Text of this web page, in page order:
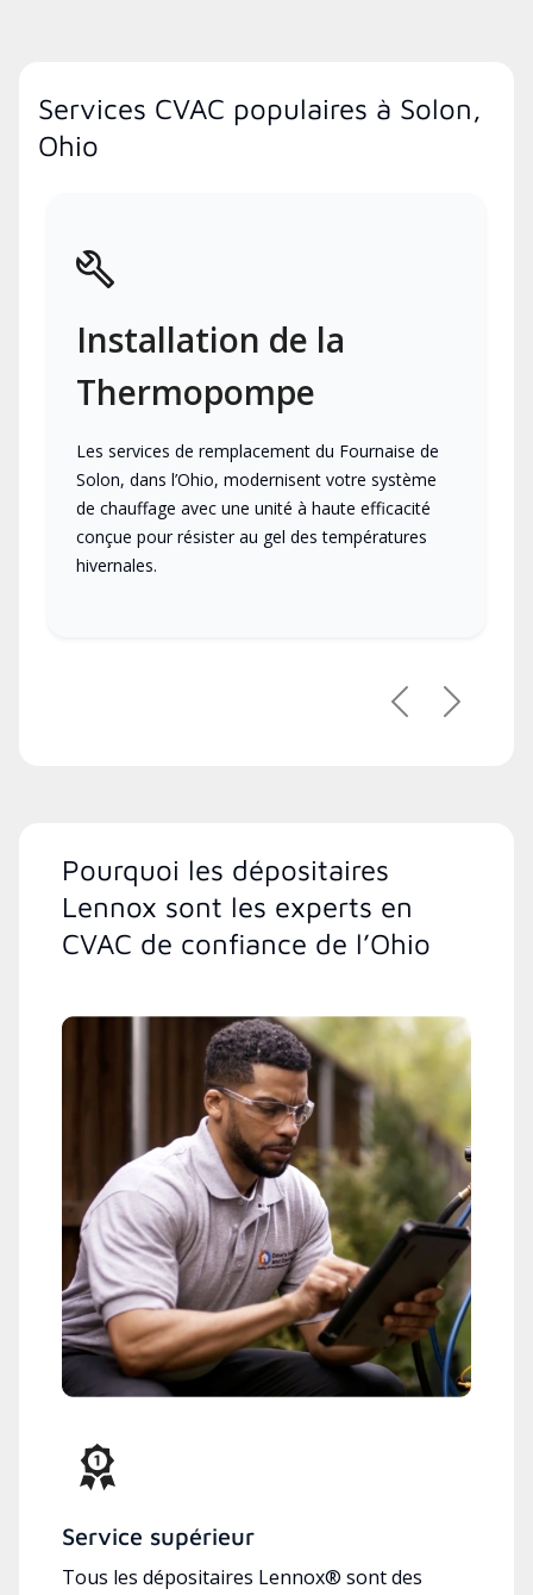
Services CVAC populaires à Solon,
Ohio
Installation de la
Thermopompe
Les services de remplacement du Fournaise de
Solon, dans l’Ohio, modernisent votre système
de chauffage avec une unité à haute efficacité
conçue pour résister au gel des températures
hivernales.
PrécédentSuivant
Pourquoi les dépositaires
Lennox sont les experts en
CVAC de confiance de l’Ohio
Service supérieur
Tous les dépositaires Lennox® sont des